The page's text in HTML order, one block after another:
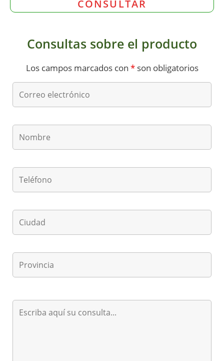
CONSULTAR
Consultas sobre el producto
Los campos marcados con *son obligatorios